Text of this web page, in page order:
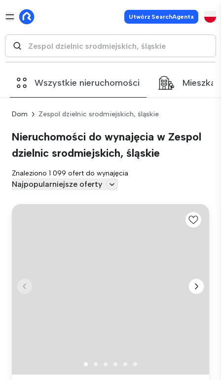
Utwórz SearchAgenta
Wszystkie nieruchomości
Dom Zespol dzielnic srodmiejskich, śląskie
Nieruchomości do wynajęcia w Zespol
dzielnic srodmiejskich, śląskie
Znaleziono 1 099 ofert do wynajęcia
Najpopularniejsze oferty